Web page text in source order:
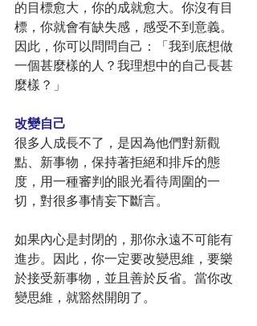
的目標愈大，你的成就愈大。你沒有目
標，你就會有缺失感，感受不到意義。
因此，你可以問問自己：「我到底想做
一個甚麼樣的人？我理想中的自己長甚
麼樣？」
改變自己
很多人成長不了，是因為他們對新觀
點、新事物，保持著拒絕和排斥的態
度，用一種審判的眼光看待周圍的一
切，對很多事情妄下斷言。
如果內心是封閉的，那你永遠不可能有
進步。因此，你一定要改變思維，要樂
於接受新事物，並且善於反省。當你改
變思維，就豁然開朗了。